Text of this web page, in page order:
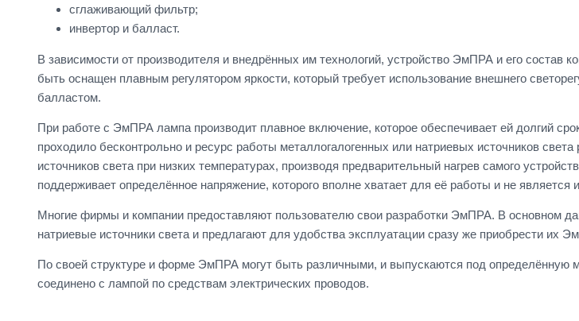
сглаживающий фильтр;
инвертор и балласт.
В зависимости от производителя и внедрённых им технологий, устройство ЭмПРА и его
быть оснащен плавным регулятором яркости, который требует использование внешнего
балластом.
При работе с ЭмПРА лампа производит плавное включение, которое обеспечивает ей долгий
проходило бесконтрольно и ресурс работы металлогалогенных или натриевых источников
источников света при низких температурах, производя предварительный нагрев самого
поддерживает определённое напряжение, которого вполне хватает для её работы и не является
Многие фирмы и компании предоставляют пользователю свои разработки ЭмПРА. В основном
натриевые источники света и предлагают для удобства эксплуатации сразу же приобрести их
По своей структуре и форме ЭмПРА могут быть различными, и выпускаются под
соединено с лампой по средствам электрических проводов.